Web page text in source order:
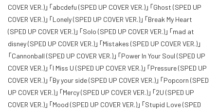
COVER VER.)」「abcdefu (SPED UP COVER VER.)」「Ghost (SPED UP
COVER VER.)」「Lonely (SPED UP COVER VER.)」「Break My Heart
(SPED UP COVER VER.)」「Solo (SPED UP COVER VER.)」「mad at
disney (SPED UP COVER VER.)」「Mistakes (SPED UP COVER VER.)」
「Cannonball (SPED UP COVER VER.)」「Power In Your Soul (SPED UP
COVER VER.)」「I Miss U (SPED UP COVER VER.)」「Pressure (SPED UP
COVER VER.)」「By your side (SPED UP COVER VER.)」「Popcorn (SPED
UP COVER VER.)」「Mercy (SPED UP COVER VER.)」「2U (SPED UP
COVER VER.)」「Mood (SPED UP COVER VER.)」「Stupid Love (SPED